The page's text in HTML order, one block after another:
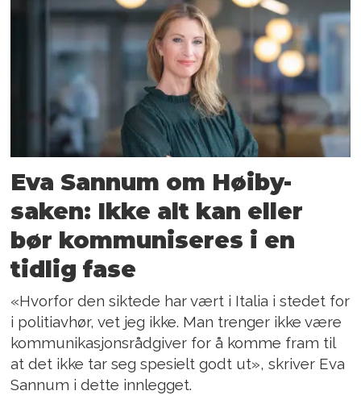
Eva Sannum om Høiby-
saken: Ikke alt kan eller
bør kommuniseres i en
tidlig fase
«Hvorfor den siktede har vært i Italia i stedet for
i politiavhør, vet jeg ikke. Man trenger ikke være
kommunikasjonsrådgiver for å komme fram til
at det ikke tar seg spesielt godt ut», skriver Eva
Sannum i dette innlegget.